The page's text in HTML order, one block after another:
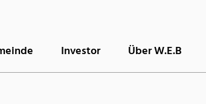
Investor Über W.E.B